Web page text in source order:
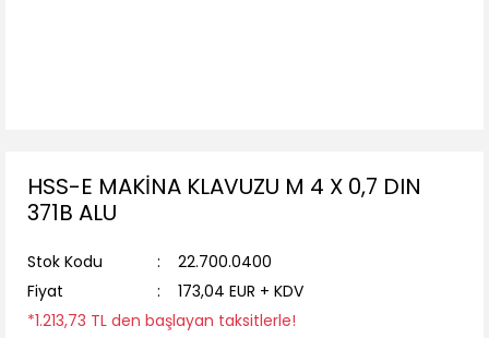
HSS-E MAKİNA KLAVUZU M 4 X 0,7 DIN
371B ALU
Stok Kodu
22.700.0400
Fiyat
173,04 EUR + KDV
*1.213,73 TL den başlayan taksitlerle!